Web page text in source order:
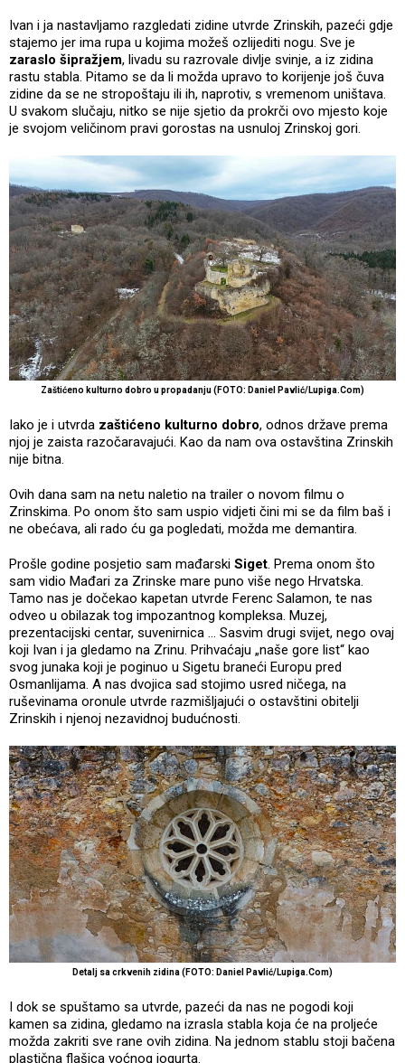
Ivan i ja nastavljamo razgledati zidine utvrde Zrinskih, pazeći gdje
stajemo jer ima rupa u kojima možeš ozlijediti nogu. Sve je
zaraslo šipražjem, livadu su razrovale divlje svinje, a iz zidina
rastu stabla. Pitamo se da li možda upravo to korijenje još čuva
zidine da se ne stropoštaju ili ih, naprotiv, s vremenom uništava.
U svakom slučaju, nitko se nije sjetio da prokrči ovo mjesto koje
je svojom veličinom pravi gorostas na usnuloj Zrinskoj gori.
Zaštićeno kulturno dobro u propadanju (FOTO: Daniel Pavlić/Lupiga.Com)
Iako je i utvrda zaštićeno kulturno dobro, odnos države prema
njoj je zaista razočaravajući. Kao da nam ova ostavština Zrinskih
nije bitna.
Ovih dana sam na netu naletio na trailer o novom filmu o
Zrinskima. Po onom što sam uspio vidjeti čini mi se da film baš i
ne obećava, ali rado ću ga pogledati, možda me demantira.
Prošle godine posjetio sam mađarski Siget. Prema onom što
sam vidio Mađari za Zrinske mare puno više nego Hrvatska.
Tamo nas je dočekao kapetan utvrde Ferenc Salamon, te nas
odveo u obilazak tog impozantnog kompleksa. Muzej,
prezentacijski centar, suvenirnica … Sasvim drugi svijet, nego ovaj
koji Ivan i ja gledamo na Zrinu. Prihvaćaju „naše gore list“ kao
svog junaka koji je poginuo u Sigetu braneći Europu pred
Osmanlijama. A nas dvojica sad stojimo usred ničega, na
ruševinama oronule utvrde razmišljajući o ostavštini obitelji
Zrinskih i njenoj nezavidnoj budućnosti.
Detalj sa crkvenih zidina (FOTO: Daniel Pavlić/Lupiga.Com)
I dok se spuštamo sa utvrde, pazeći da nas ne pogodi koji
kamen sa zidina, gledamo na izrasla stabla koja će na proljeće
možda zakriti sve rane ovih zidina. Na jednom stablu stoji bačena
plastična flašica voćnog jogurta.